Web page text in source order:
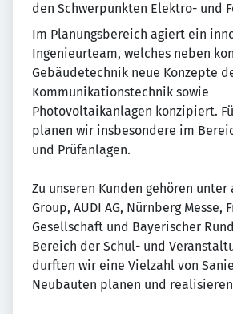
den Schwerpunkten Elektro- und
Im Planungsbereich agiert ein
Ingenieurteam, welches neben
Gebäudetechnik neue Konzepte
Kommunikationstechnik sowie
Photovoltaikanlagen konzipiert.
planen wir insbesondere im
und Prüfanlagen.
Zu unseren Kunden gehören unter
Group, AUDI AG, Nürnberg Messe,
Gesellschaft und Bayerischer
Bereich der Schul- und
durften wir eine Vielzahl von
Neubauten planen und